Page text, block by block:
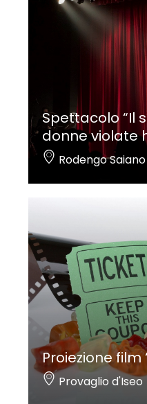
Spettacolo “Il
donne violate
Rodengo Saiano
Proiezione film
Provaglio d'Iseo